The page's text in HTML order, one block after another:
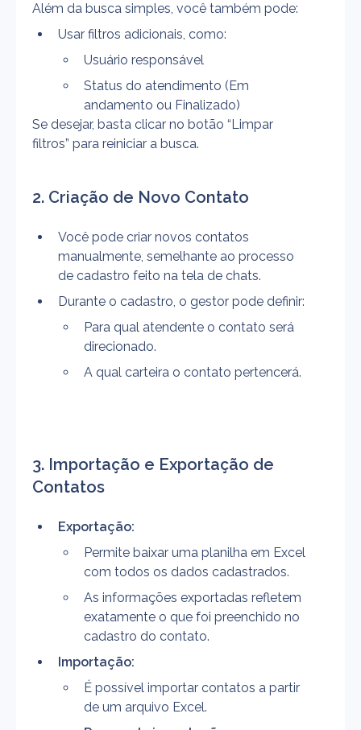
Além da busca simples, você também pode:
Usar filtros adicionais, como:
Usuário responsável
Status do atendimento (Em
andamento ou Finalizado)
Se desejar, basta clicar no botão “Limpar
filtros” para reiniciar a busca.
2. Criação de Novo Contato
Você pode criar novos contatos
manualmente, semelhante ao processo
de cadastro feito na tela de chats.
Durante o cadastro, o gestor pode definir:
Para qual atendente o contato será
direcionado.
A qual carteira o contato pertencerá.
3. Importação e Exportação de
Contatos
Exportação:
Permite baixar uma planilha em Excel
com todos os dados cadastrados.
As informações exportadas refletem
exatamente o que foi preenchido no
cadastro do contato.
Importação:
É possível importar contatos a partir
de um arquivo Excel.